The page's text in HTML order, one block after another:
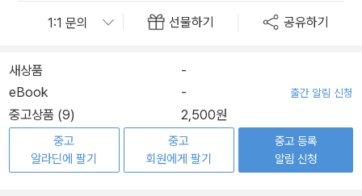
선물하기 공유하기
새상품
-
eBook
- 출간 알림 신청
중고상품 (9) 2,500원
중고
알라딘에 팔기
중고
회원에게 팔기
중고 등록
알림 신청